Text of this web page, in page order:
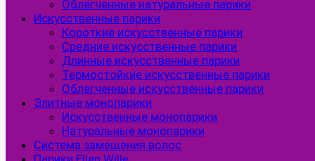
Облегченные натуральные парики
Искусственные парики
Короткие искусственные парики
Средние искусственные парики
Длинные искусственные парики
Термостойкие искусственные парики
Облегченные искусственные парики
Элитные монопарики
Искусственные монопарики
Натуральные монопарики
Система замещения волос